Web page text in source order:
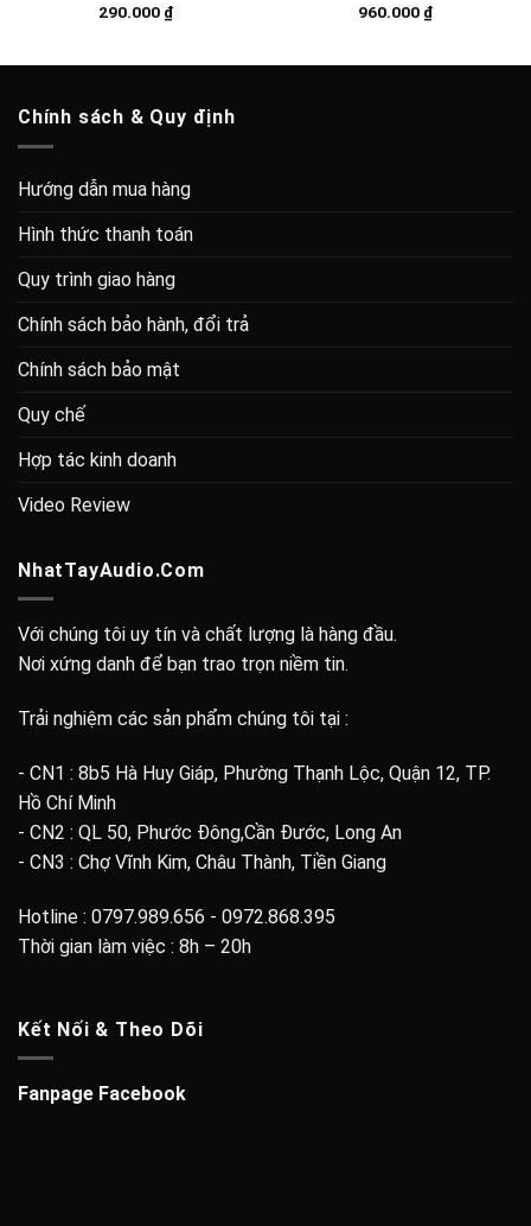
290.000 ₫ 960.000 ₫
Chính sách & Quy định
Hướng dẫn mua hàng
Hình thức thanh toán
Quy trình giao hàng
Chính sách bảo hành, đổi trả
Chính sách bảo mật
Quy chế
Hợp tác kinh doanh
Video Review
NhatTayAudio.Com
Với chúng tôi uy tín và chất lượng là hàng đầu.
Nơi xứng danh để bạn trao trọn niềm tin.
Trải nghiệm các sản phẩm chúng tôi tại :
- CN1 : 8b5 Hà Huy Giáp, Phường Thạnh Lộc, Quận 12, TP.
Hồ Chí Minh
- CN2 : QL 50, Phước Đông,Cần Đước, Long An
- CN3 : Chợ Vĩnh Kim, Châu Thành, Tiền Giang
Hotline : 0797.989.656 - 0972.868.395
Thời gian làm việc : 8h – 20h
Kết Nối & Theo Dõi
Fanpage Facebook